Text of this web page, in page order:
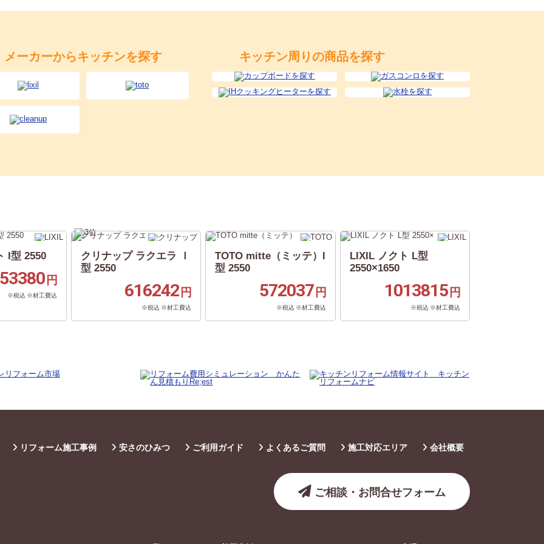
メーカーからキッチンを探す キッチン周りの商品を探す
I型 2550
円
※税込 ※材工費込
クリナップ ラクエラ Ｉ
型 2550
616242円
※税込 ※材工費込
TOTO mitte（ミッテ）I
型 2550
572037円
※税込 ※材工費込
LIXIL ノクト L型
2550×1650
1013815円
※税込 ※材工費込
リフォーム施工事例 安さのひみつ ご利用ガイド よくあるご質問 施工対応エリア 会社概要
ご相談・お問合せフォーム